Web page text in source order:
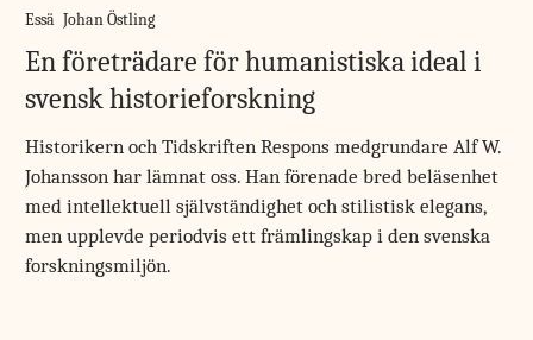
Essä Johan Östling
En företrädare för humanistiska ideal i
svensk historieforskning
Historikern och Tidskriften Respons medgrundare Alf W.
Johansson har lämnat oss. Han förenade bred beläsenhet
med intellektuell självständighet och stilistisk elegans,
men upplevde periodvis ett främlingskap i den svenska
forskningsmiljön.